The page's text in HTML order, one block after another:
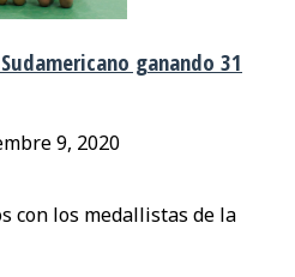
ganando 31
9, 2020
con los medallistas de la